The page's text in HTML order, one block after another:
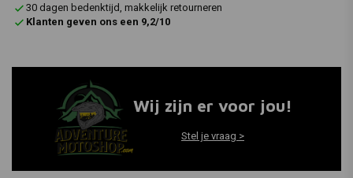
30 dagen bedenktijd, makkelijk retourneren
Klanten geven ons een 9,2/10
Wij zijn er voor jou!
Stel je vraag >